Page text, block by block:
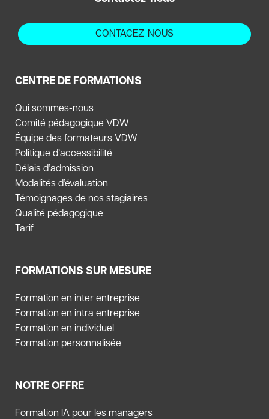
CONTACEZ-NOUS
CENTRE DE FORMATIONS
Qui sommes-nous
Comité pédagogique VDW
Équipe des formateurs VDW
Politique d’accessibilité
Délais d’admission
Modalités d’évaluation
Témoignages de nos stagiaires
Qualité pédagogique
Tarif
FORMATIONS SUR MESURE
Formation en inter entreprise
Formation en intra entreprise
Formation en individuel
Formation personnalisée
NOTRE OFFRE
Formation IA pour les managers